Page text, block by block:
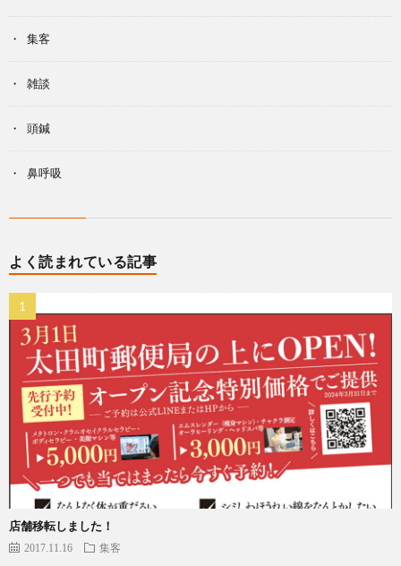
集客
雑談
頭鍼
鼻呼吸
よく読まれている記事
店舗移転しました！
2017.11.16 集客